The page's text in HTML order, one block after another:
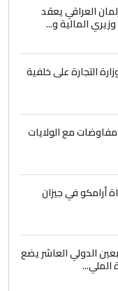
في
في
على العراق
في العتبات
: لا يوجود
العراقي يعقد
المالية و...
التجارة على خلفية
مع الولايات
أرامكو في جيزان
الدولي العاشر يضع
الملي...